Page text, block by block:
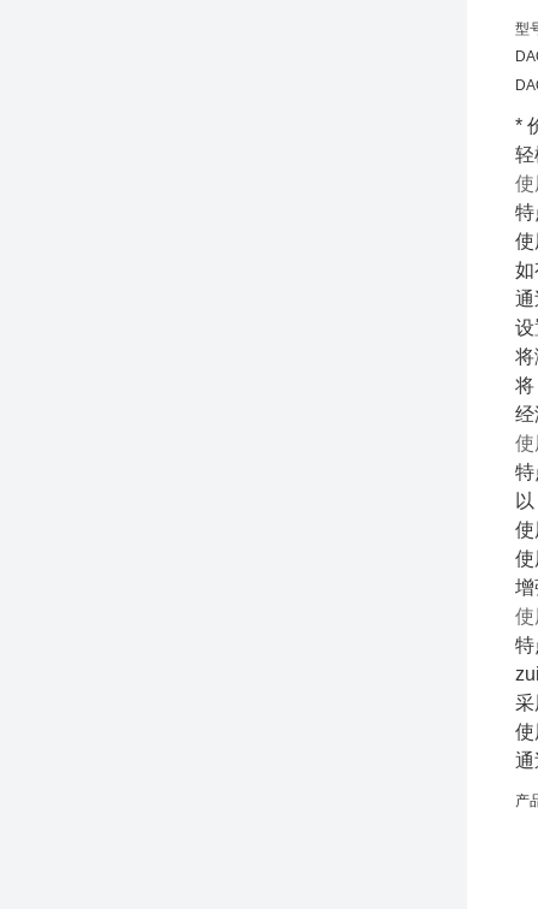
型
*
轻
使
特
使
如
通
设
将
将
经
使
特
使
使
增
使
特
采
使
通
产